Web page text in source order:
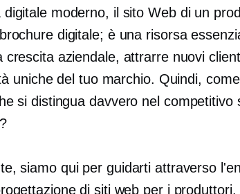
digitale moderno, il sito Web di un
digitale; è una risorsa
crescita aziendale, attrarre nuovi
uniche del tuo marchio. Quindi,
si distingua davvero nel competitivo
siamo qui per guidarti attraverso
di siti web per i produttori.